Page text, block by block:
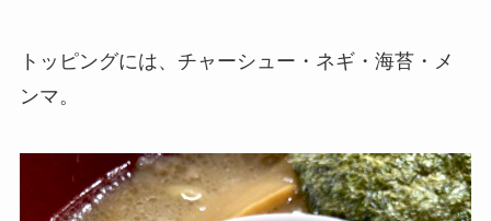
トッピングには、チャーシュー・ネギ・海苔・メ
ンマ。